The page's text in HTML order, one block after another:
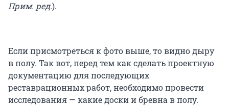
Прим. ред.).
Если присмотреться к фото выше, то видно дыру
в полу. Так вот, перед тем как сделать проектную
документацию для последующих
реставрационных работ, необходимо провести
исследования — какие доски и бревна в полу.